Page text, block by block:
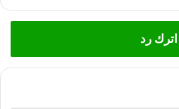
اترك رد